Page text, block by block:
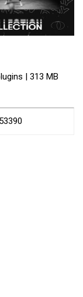
| 313 MB